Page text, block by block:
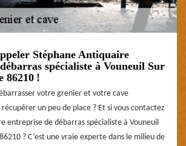
Stéphane Antiquaire
spécialiste à Vouneuil Sur
86210 !
votre grenier et votre cave
un peu de place ? Et si vous contactez
entreprise de débarras spécialiste à Vouneuil
? C’est une vraie experte dans le milieu de